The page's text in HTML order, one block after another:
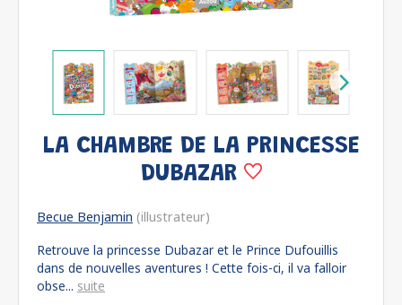
LA CHAMBRE DE LA PRINCESSE
DUBAZAR
Becue Benjamin (illustrateur)
Retrouve la princesse Dubazar et le Prince Dufouillis
dans de nouvelles aventures ! Cette fois-ci, il va falloir
obse... suite